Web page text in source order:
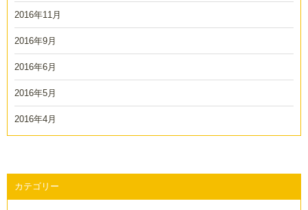
2016年11月
2016年9月
2016年6月
2016年5月
2016年4月
カテゴリー